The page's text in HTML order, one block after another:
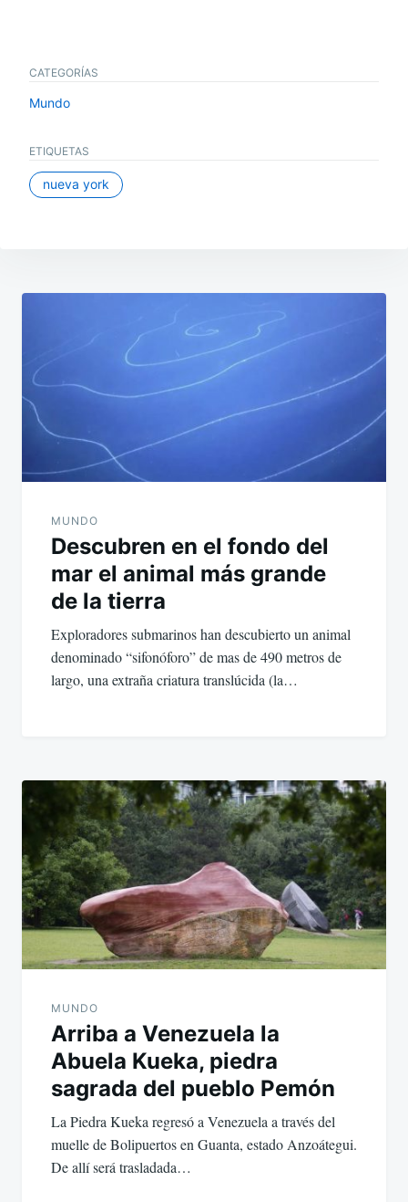
CATEGORÍAS
Mundo
ETIQUETAS
nueva york
Navegación
entradas
MUNDO
Descubren en el fondo del
mar el animal más grande
de la tierra
Exploradores submarinos han descubierto un animal
denominado “sifonóforo” de mas de 490 metros de
largo, una extraña criatura translúcida (la…
MUNDO
Arriba a Venezuela la
Abuela Kueka, piedra
sagrada del pueblo Pemón
La Piedra Kueka regresó a Venezuela a través del
muelle de Bolipuertos en Guanta, estado Anzoátegui.
De allí será trasladada…